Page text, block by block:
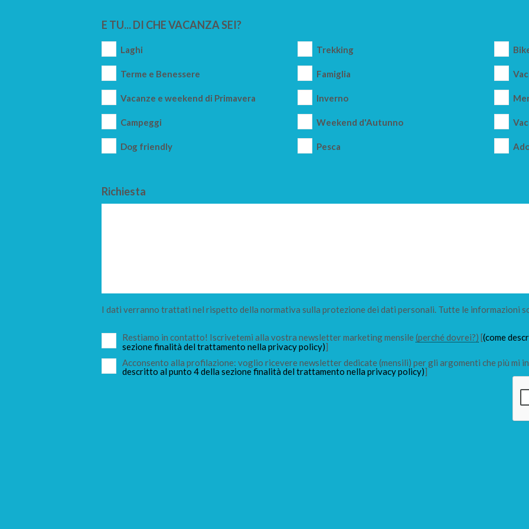
E TU... DI CHE VACANZA SEI?
Laghi Trekking
Terme e Benessere Famiglia
Vacanze e weekend di Primavera Inverno
Campeggi Weekend d'Autunno
Dog friendly Pesca
Richiesta
I dati verranno trattati nel rispetto della normativa sulla protezione dei dati personali. Tutte le informazioni
Restiamo in contatto! Iscrivetemi alla vostra newsletter marketing mensile (perché dovrei?) [(come
sezione finalità del trattamento nella privacy policy)]
Acconsento alla profilazione: voglio ricevere newsletter dedicate (mensili) per gli argomenti che più mi
descritto al punto 4 della sezione finalità del trattamento nella privacy policy)]